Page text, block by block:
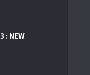
: NEW